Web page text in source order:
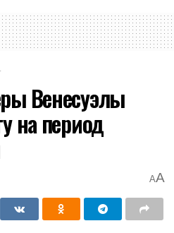
Венесуэлы
на период
AA